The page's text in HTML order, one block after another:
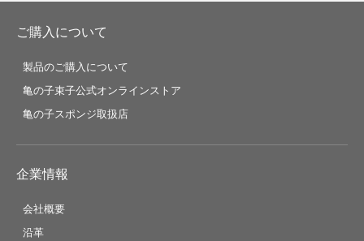
ご購入について
製品のご購入について
亀の子束子公式オンラインストア
亀の子スポンジ取扱店
企業情報
会社概要
沿革